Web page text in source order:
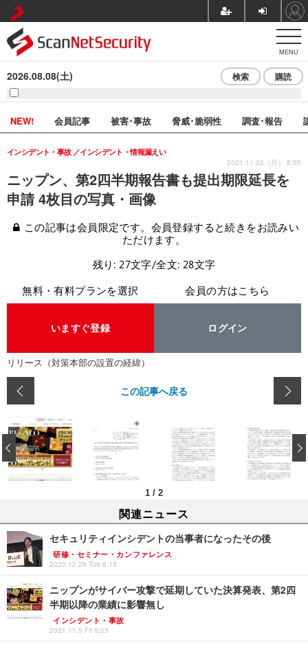
MENU
2026.08.08(土) 検索 購読
NEW! 会員記事 被害･事故 脅威･脆弱性 調査･報告
ニップン、第2四半期報告書も提出期限延長を
申請 4枚目の写真・画像
インシデント・事故 インシデント・情報漏えい
2021.11.22（月） 8:05
この記事は会員限定です。会員登録すると続きをお読みい
ただけます。
残り: 27文字/全文: 28文字
無料・有料プランを選択
いますぐ登録
会員の方はこちら
ログイン
リリース（対策本部の設置の経緯）
この記事へ戻る
1 / 2
‹
関連ニュース
セキュリティインシデントの当事者になったその後
研修・セミナー・カンファレンス
2020.12.29 Tue 8:15
ニップンがサイバー攻撃で延期していた決算発表、第2四
半期以降の業績に影響無し
インシデント・事故
2021.11.5 Fri 8:05